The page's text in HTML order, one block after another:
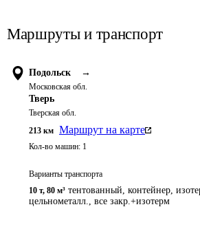
Маршруты и транспорт
Подольск →
Московская обл.
Тверь
Тверская обл.
213 км Маршрут на карте
Кол-во машин: 1
Варианты транспорта
10 т, 80 м³ тентованный, контейнер,
цельнометалл., все закр.+изотерм